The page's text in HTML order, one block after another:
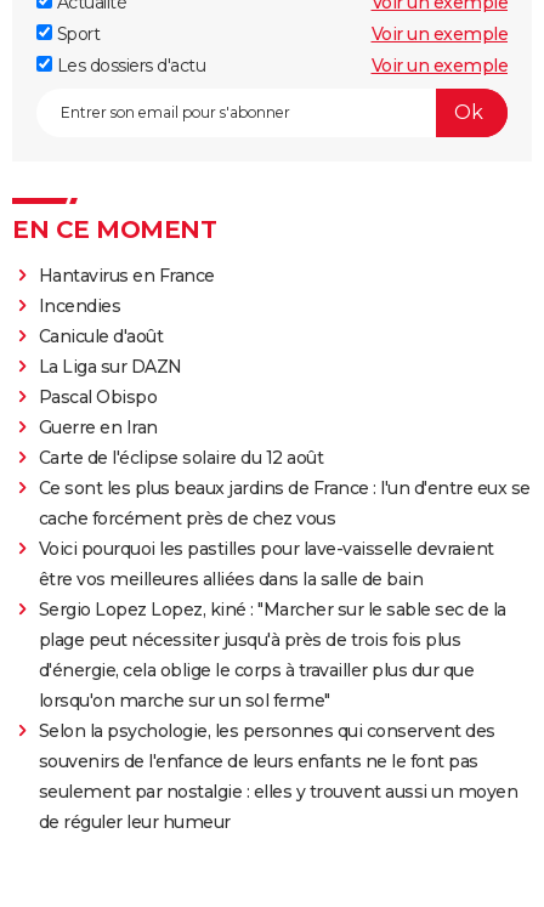
Sport
Voir un exemple
Les dossiers d'actu
Voir un exemple
EN CE MOMENT
Hantavirus en France
Incendies
Canicule d'août
La Liga sur DAZN
Pascal Obispo
Guerre en Iran
Carte de l'éclipse solaire du 12 août
Ce sont les plus beaux jardins de France : l'un d'entre eux se
cache forcément près de chez vous
Voici pourquoi les pastilles pour lave-vaisselle devraient
être vos meilleures alliées dans la salle de bain
Sergio Lopez Lopez, kiné : "Marcher sur le sable sec de la
plage peut nécessiter jusqu'à près de trois fois plus
d'énergie, cela oblige le corps à travailler plus dur que
lorsqu'on marche sur un sol ferme"
Selon la psychologie, les personnes qui conservent des
souvenirs de l'enfance de leurs enfants ne le font pas
seulement par nostalgie : elles y trouvent aussi un moyen
de réguler leur humeur